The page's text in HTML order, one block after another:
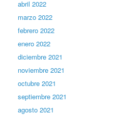
abril 2022
marzo 2022
febrero 2022
enero 2022
diciembre 2021
noviembre 2021
octubre 2021
septiembre 2021
agosto 2021